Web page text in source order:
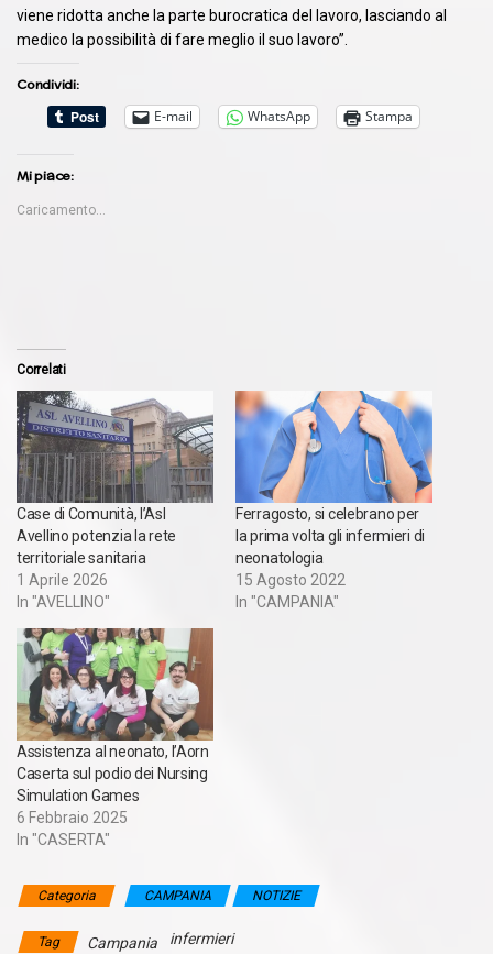
viene ridotta anche la parte burocratica del lavoro, lasciando al
medico la possibilità di fare meglio il suo lavoro”.
Condividi:
E-mail
WhatsApp Stampa
Mi piace:
Caricamento...
Correlati
Case di Comunità, l’Asl
Avellino potenzia la rete
territoriale sanitaria
1 Aprile 2026
In "AVELLINO"
Ferragosto, si celebrano per
la prima volta gli infermieri di
neonatologia
15 Agosto 2022
In "CAMPANIA"
Assistenza al neonato, l’Aorn
Caserta sul podio dei Nursing
Simulation Games
6 Febbraio 2025
In "CASERTA"
Categoria CAMPANIA NOTIZIE
Tag Campania infermieri